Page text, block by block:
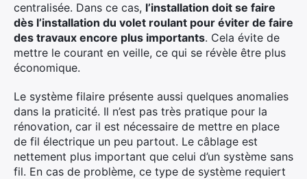
centralisée. Dans ce cas, l’installation doit se faire
dès l’installation du volet roulant pour éviter de faire
des travaux encore plus importants. Cela évite de
mettre le courant en veille, ce qui se révèle être plus
économique.
Le système filaire présente aussi quelques anomalies
dans la praticité. Il n’est pas très pratique pour la
rénovation, car il est nécessaire de mettre en place
de fil électrique un peu partout. Le câblage est
nettement plus important que celui d’un système sans
fil. En cas de problème, ce type de système requiert